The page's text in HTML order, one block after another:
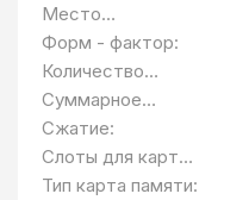
Место
установки:
Форм - фактор:
Количество
камер, шт:
Суммарное
разрешение
камер, Мп:
Сжатие:
Слоты для карт
памяти:
Тип карта памяти: